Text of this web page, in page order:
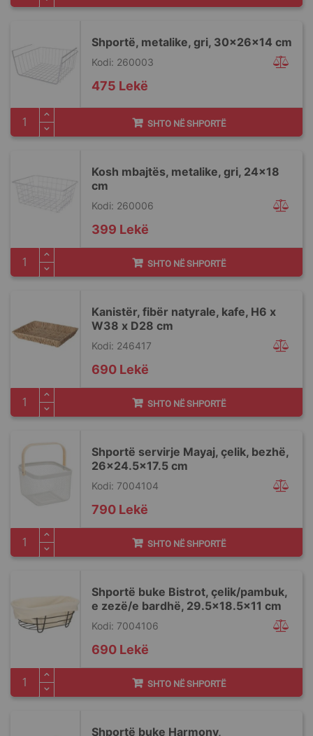
Shportë, metalike, gri, 30x26x14 cm
Kodi: 260003
475 Lekë
SHTO NË SHPORTË
Kosh mbajtës, metalike, gri, 24x18
cm
Kodi: 260006
399 Lekë
SHTO NË SHPORTË
Kanistër, fibër natyrale, kafe, H6 x
W38 x D28 cm
Kodi: 246417
690 Lekë
SHTO NË SHPORTË
Shportë servirje Mayaj, çelik, bezhë,
26x24.5x17.5 cm
Kodi: 7004104
790 Lekë
SHTO NË SHPORTË
Shportë buke Bistrot, çelik/pambuk,
e zezë/e bardhë, 29.5x18.5x11 cm
Kodi: 7004106
690 Lekë
SHTO NË SHPORTË
Shportë buke Harmony,